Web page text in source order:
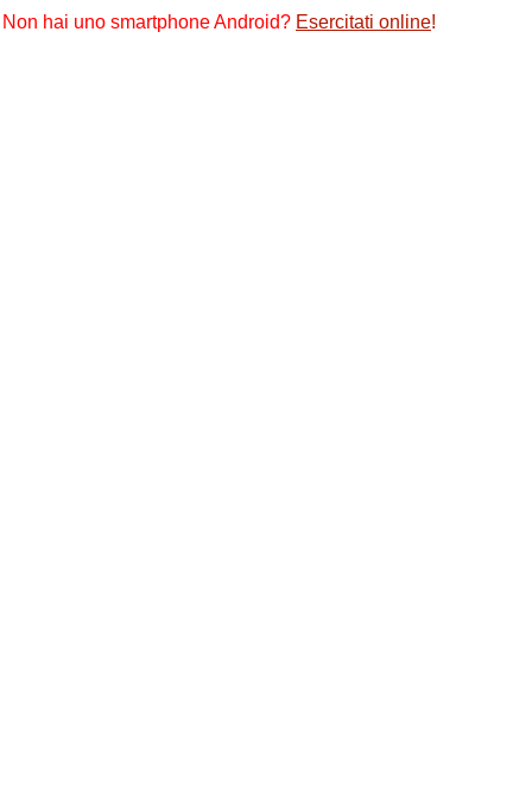
Non hai uno smartphone Android? Esercitati online!